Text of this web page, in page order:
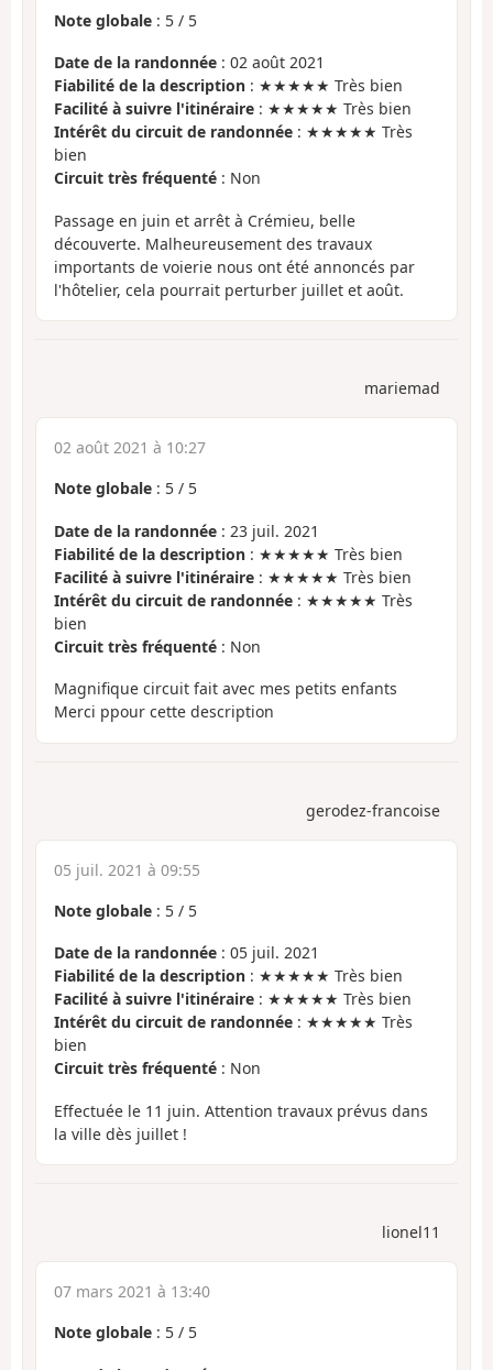
Note globale : 5 / 5
Date de la randonnée : 02 août 2021
Fiabilité de la description : ★★★★★ Très bien
Facilité à suivre l'itinéraire : ★★★★★ Très bien
Intérêt du circuit de randonnée : ★★★★★ Très
bien
Circuit très fréquenté : Non
Passage en juin et arrêt à Crémieu, belle
découverte. Malheureusement des travaux
importants de voierie nous ont été annoncés par
l'hôtelier, cela pourrait perturber juillet et août.
mariemad
02 août 2021 à 10:27
Note globale : 5 / 5
Date de la randonnée : 23 juil. 2021
Fiabilité de la description : ★★★★★ Très bien
Facilité à suivre l'itinéraire : ★★★★★ Très bien
Intérêt du circuit de randonnée : ★★★★★ Très
bien
Circuit très fréquenté : Non
Magnifique circuit fait avec mes petits enfants
Merci ppour cette description
gerodez-francoise
05 juil. 2021 à 09:55
Note globale : 5 / 5
Date de la randonnée : 05 juil. 2021
Fiabilité de la description : ★★★★★ Très bien
Facilité à suivre l'itinéraire : ★★★★★ Très bien
Intérêt du circuit de randonnée : ★★★★★ Très
bien
Circuit très fréquenté : Non
Effectuée le 11 juin. Attention travaux prévus dans
la ville dès juillet !
lionel11
07 mars 2021 à 13:40
Note globale : 5 / 5